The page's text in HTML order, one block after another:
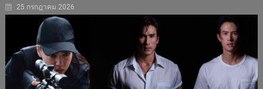
25 กรกฎาคม 2026